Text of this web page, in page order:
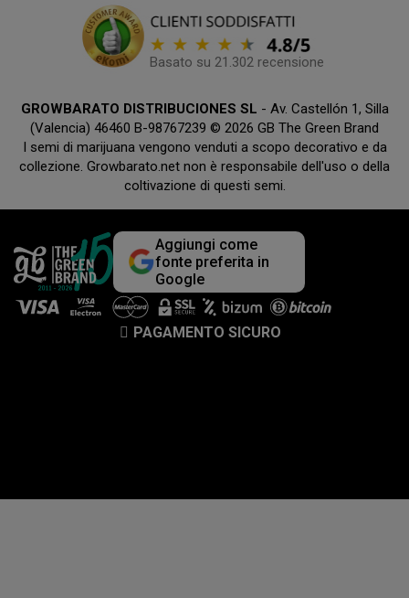
Basato su 21.302 recensione
GROWBARATO DISTRIBUCIONES SL - Av. Castellón 1, Silla
(Valencia) 46460 B-98767239 © 2026 GB The Green Brand
I semi di marijuana vengono venduti a scopo decorativo e da
collezione. Growbarato.net non è responsabile dell'uso o della
coltivazione di questi semi.
Aggiungi come
fonte preferita in
Google
PAGAMENTO SICURO